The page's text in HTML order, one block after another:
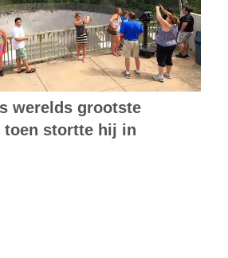
werelds grootste
toen stortte hij in